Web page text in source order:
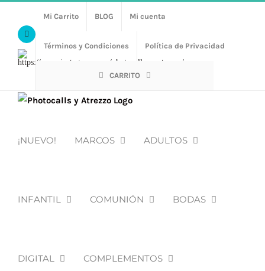
contenidoFacebook
Https://www.instagram.com/photocalls_y_atrezzo/
Mi Carrito BLOG Mi cuenta
Términos y Condiciones Política de Privacidad
CARRITO
¡NUEVO! MARCOS ADULTOS
INFANTIL COMUNIÓN BODAS
DIGITAL COMPLEMENTOS